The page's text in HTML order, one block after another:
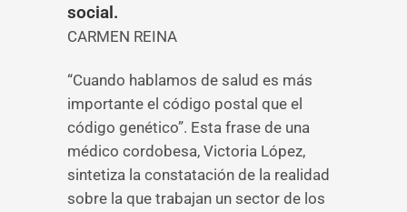
social.
CARMEN REINA
“Cuando hablamos de salud es más
importante el código postal que el
código genético”. Esta frase de una
médico cordobesa, Victoria López,
sintetiza la constatación de la realidad
sobre la que trabajan un sector de los